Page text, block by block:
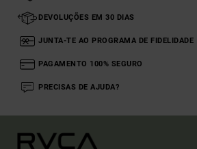
DEVOLUÇÕES EM 30 DIAS
JUNTA-TE AO PROGRAMA DE FIDELIDADE
PAGAMENTO 100% SEGURO
PRECISAS DE AJUDA?